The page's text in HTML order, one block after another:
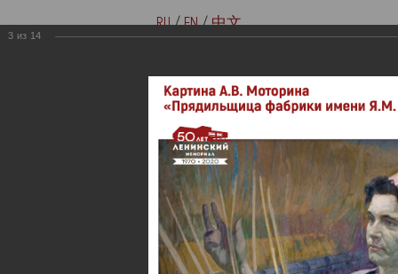
RU/EN/中文
Версия для слабовидящих
Купить билеты онлайн
3 из 14